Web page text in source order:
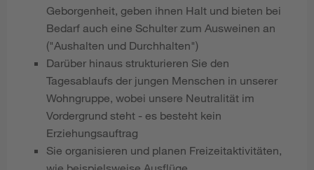
Geborgenheit, geben ihnen Halt und bieten bei
Bedarf auch eine Schulter zum Ausweinen an
("Aushalten und Durchhalten")
Darüber hinaus strukturieren Sie den
Tagesablaufs der jungen Menschen in unserer
Wohngruppe, wobei unsere Neutralität im
Vordergrund steht - es besteht kein
Erziehungsauftrag
Sie organisieren und planen Freizeitaktivitäten,
wie beispielsweise Ausflüge